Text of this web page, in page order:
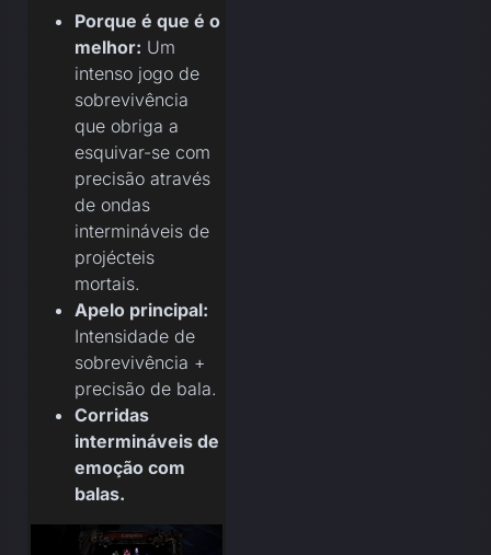
Porque é que é o
melhor: Um
intenso jogo de
sobrevivência
que obriga a
esquivar-se com
precisão através
de ondas
intermináveis de
projécteis
mortais.
Apelo principal:
Intensidade de
sobrevivência +
precisão de bala.
Corridas
intermináveis de
emoção com
balas.